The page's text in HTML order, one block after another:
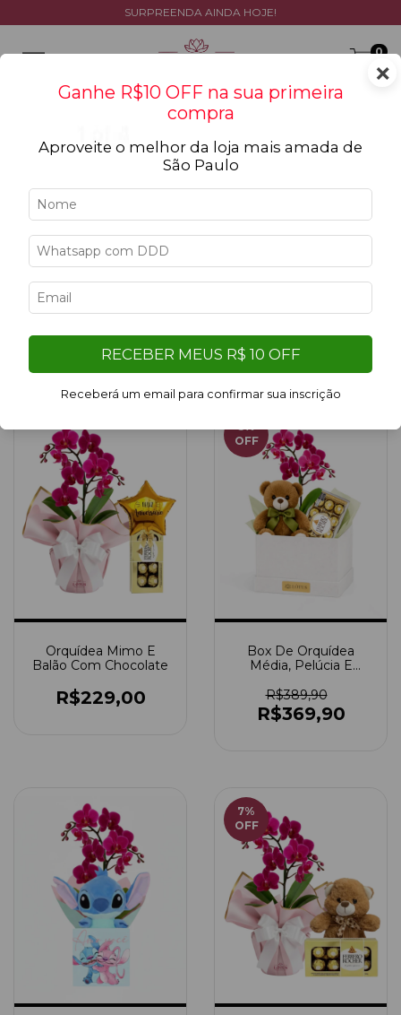
SURPREENDA AINDA HOJE!
0
Coleções
Filtrar
Filtro aplicado:
Orquídea Mimo E
Balão Com Chocolate
R$229,00
5%
OFF
Box De Orquídea
Média, Pelúcia E
R$389,90
R$369,90
7%
OFF
×
Ganhe R$10 OFF na sua primeira
compra
Aproveite o melhor da loja mais amada de
São Paulo
RECEBER MEUS R$ 10 OFF
Receberá um email para confirmar sua inscrição